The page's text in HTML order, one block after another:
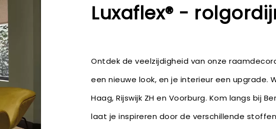
Luxaflex® -
Ontdek de veelzijdigheid van onze
een nieuwe look, en je interieur een upgrade.
Haag, Rijswijk ZH en Voorburg. Kom langs bij
laat je inspireren door de verschillende